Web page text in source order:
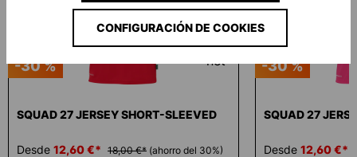
-30 %
SQUAD 27 JERSEY SHORT-SLEEVED
Desde 12,60 €* 18,00 €* (ahorro del 30%)
-30 %
SQUAD 27
Desde 12,60 €*
CONFIGURACIÓN DE COOKIES